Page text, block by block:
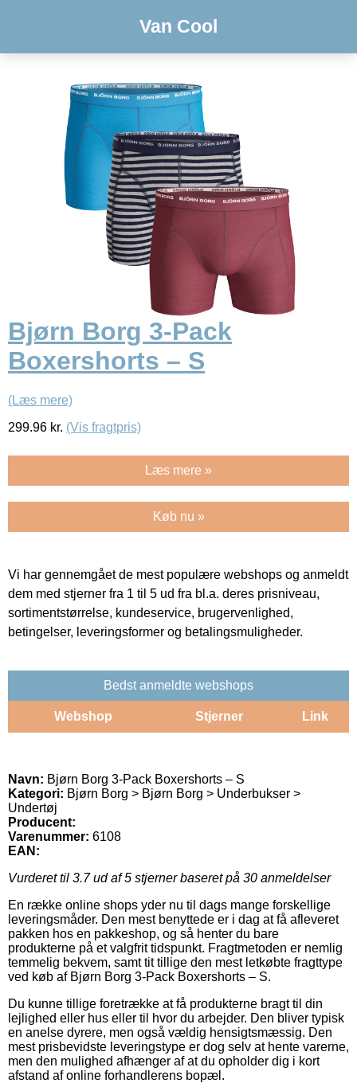
Van Cool
Bjørn Borg 3-Pack
Boxershorts – S
(Læs mere)
299.96 kr. (Vis fragtpris)
Læs mere »
Køb nu »
Vi har gennemgået de mest populære webshops og anmeldt
dem med stjerner fra 1 til 5 ud fra bl.a. deres prisniveau,
sortimentstørrelse, kundeservice, brugervenlighed,
betingelser, leveringsformer og betalingsmuligheder.
Bedst anmeldte webshops
Webshop Stjerner Link
Navn: Bjørn Borg 3-Pack Boxershorts – S
Kategori: Bjørn Borg > Bjørn Borg > Underbukser >
Undertøj
Producent:
Varenummer: 6108
EAN:
Vurderet til 3.7ud af 5 stjerner baseret på 30 anmeldelser
En række online shops yder nu til dags mange forskellige
leveringsmåder. Den mest benyttede er i dag at få afleveret
pakken hos en pakkeshop, og så henter du bare
produkterne på et valgfrit tidspunkt. Fragtmetoden er nemlig
temmelig bekvem, samt tit tillige den mest letkøbte fragttype
ved køb af Bjørn Borg 3-Pack Boxershorts – S.
Du kunne tillige foretrække at få produkterne bragt til din
lejlighed eller hus eller til hvor du arbejder. Den bliver typisk
en anelse dyrere, men også vældig hensigtsmæssig. Den
mest prisbevidste leveringstype er dog selv at hente varerne,
men den mulighed afhænger af at du opholder dig i kort
afstand af online forhandlerens bopæl.